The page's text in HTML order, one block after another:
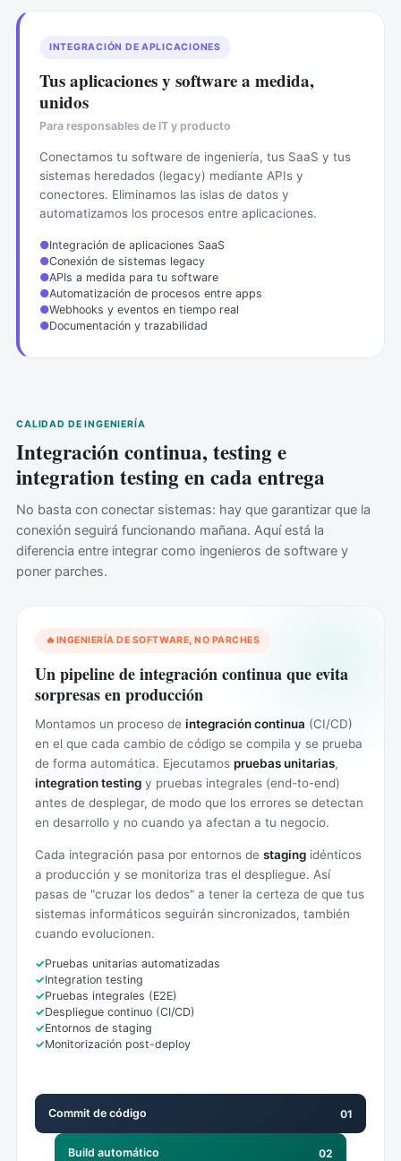
INTEGRACIÓN DE APLICACIONES
Tus aplicaciones y software a medida,
unidos
Para responsables de IT y producto
Conectamos tu software de ingeniería, tus SaaS y tus
sistemas heredados (legacy) mediante APIs y
conectores. Eliminamos las islas de datos y
automatizamos los procesos entre aplicaciones.
●Integración de aplicaciones SaaS
●Conexión de sistemas legacy
●APIs a medida para tu software
●Automatización de procesos entre apps
●Webhooks y eventos en tiempo real
●Documentación y trazabilidad
CALIDAD DE INGENIERÍA
Integración continua, testing e
integration testing en cada entrega
No basta con conectar sistemas: hay que garantizar que la
conexión seguirá funcionando mañana. Aquí está la
diferencia entre integrar como ingenieros de software y
poner parches.
INGENIERÍA DE SOFTWARE, NO PARCHES
Un pipeline de integración continua que evita
sorpresas en producción
Montamos un proceso de integración continua (CI/CD)
en el que cada cambio de código se compila y se prueba
de forma automática. Ejecutamos pruebas unitarias,
integration testing y pruebas integrales (end-to-end)
antes de desplegar, de modo que los errores se detectan
en desarrollo y no cuando ya afectan a tu negocio.
Cada integración pasa por entornos de staging idénticos
a producción y se monitoriza tras el despliegue. Así
pasas de "cruzar los dedos" a tener la certeza de que tus
sistemas informáticos seguirán sincronizados, también
cuando evolucionen.
Pruebas unitarias automatizadas
Integration testing
Pruebas integrales (E2E)
Despliegue continuo (CI/CD)
Entornos de staging
Monitorización post-deploy
Commit de código 01
Build automático 02